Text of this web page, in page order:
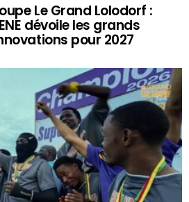
Le Grand Lolodorf :
dévoile les grands
pour 2027